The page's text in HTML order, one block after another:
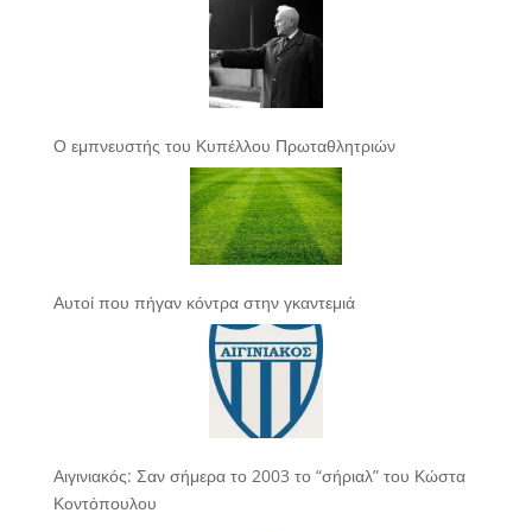
Ο εμπνευστής του Κυπέλλου Πρωταθλητριών
Αυτοί που πήγαν κόντρα στην γκαντεμιά
Αιγινιακός: Σαν σήμερα το 2003 το “σήριαλ” του Κώστα
Κοντόπουλου